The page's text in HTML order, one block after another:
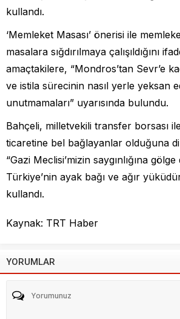
kullandı.
‘Memleket Masası’ önerisi ile
masalara sığdırılmaya çalışıldığını
amaçtakilere, “Mondros’tan Sevr’e
ve istila sürecinin nasıl yerle yeksan
unutmamaları” uyarısında bulundu.
Bahçeli, milletvekili transfer borsası
ticaretine bel bağlayanlar olduğuna
“Gazi Meclisi’mizin saygınlığına
Türkiye’nin ayak bağı ve ağır
kullandı.
Kaynak: TRT Haber
YORUMLAR